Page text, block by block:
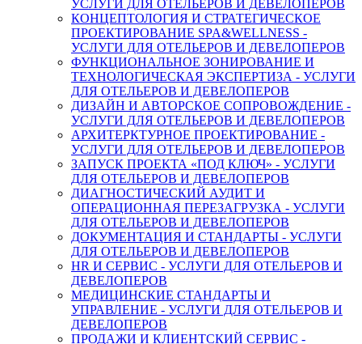
УСЛУГИ ДЛЯ ОТЕЛЬЕРОВ И ДЕВЕЛОПЕРОВ
КОНЦЕПТОЛОГИЯ И СТРАТЕГИЧЕСКОЕ
ПРОЕКТИРОВАНИЕ SPA&WELLNESS -
УСЛУГИ ДЛЯ ОТЕЛЬЕРОВ И ДЕВЕЛОПЕРОВ
ФУНКЦИОНАЛЬНОЕ ЗОНИРОВАНИЕ И
ТЕХНОЛОГИЧЕСКАЯ ЭКСПЕРТИЗА - УСЛУГИ
ДЛЯ ОТЕЛЬЕРОВ И ДЕВЕЛОПЕРОВ
ДИЗАЙН И АВТОРСКОЕ СОПРОВОЖДЕНИЕ -
УСЛУГИ ДЛЯ ОТЕЛЬЕРОВ И ДЕВЕЛОПЕРОВ
АРХИТЕРКТУРНОЕ ПРОЕКТИРОВАНИЕ -
УСЛУГИ ДЛЯ ОТЕЛЬЕРОВ И ДЕВЕЛОПЕРОВ
ЗАПУСК ПРОЕКТА «ПОД КЛЮЧ» - УСЛУГИ
ДЛЯ ОТЕЛЬЕРОВ И ДЕВЕЛОПЕРОВ
ДИАГНОСТИЧЕСКИЙ АУДИТ И
ОПЕРАЦИОННАЯ ПЕРЕЗАГРУЗКА - УСЛУГИ
ДЛЯ ОТЕЛЬЕРОВ И ДЕВЕЛОПЕРОВ
ДОКУМЕНТАЦИЯ И СТАНДАРТЫ - УСЛУГИ
ДЛЯ ОТЕЛЬЕРОВ И ДЕВЕЛОПЕРОВ
HR И СЕРВИС - УСЛУГИ ДЛЯ ОТЕЛЬЕРОВ И
ДЕВЕЛОПЕРОВ
МЕДИЦИНСКИЕ СТАНДАРТЫ И
УПРАВЛЕНИЕ - УСЛУГИ ДЛЯ ОТЕЛЬЕРОВ И
ДЕВЕЛОПЕРОВ
ПРОДАЖИ И КЛИЕНТСКИЙ СЕРВИС -